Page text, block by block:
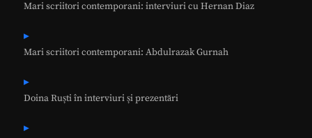
Mari scriitori contemporani: interviuri cu Hernan Diaz
Mari scriitori contemporani: Abdulrazak Gurnah
Doina Ruști în interviuri și prezentări